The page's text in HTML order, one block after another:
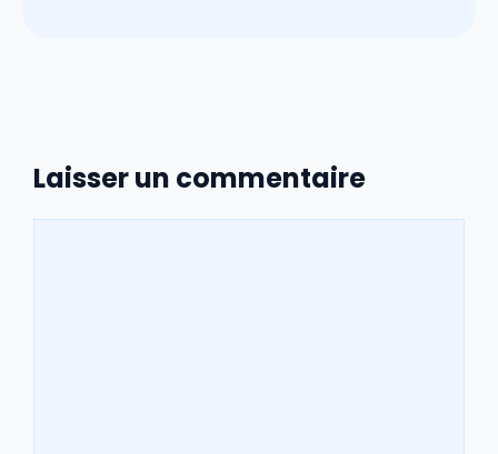
Laisser un commentaire